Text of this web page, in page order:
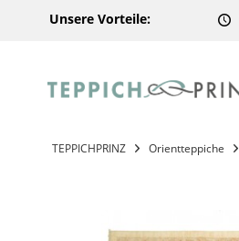
Unsere Vorteile:
TEPPICHPRINZ Orientteppiche